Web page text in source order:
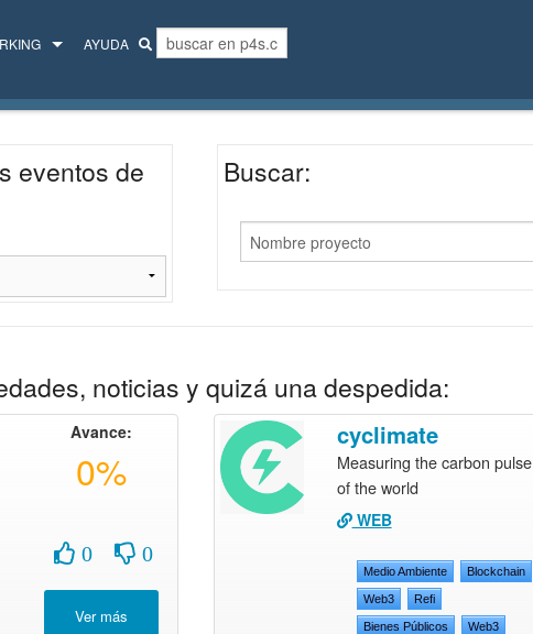
AYUDA
eventos de
Buscar:
noticias y quizá una despedida:
Avance:
0%
0 0
cyclimate
Measuring the carbon pulse
of the world
WEB
Medio Ambiente Blockchain
Web3 Refi
Bienes Públicos Web3